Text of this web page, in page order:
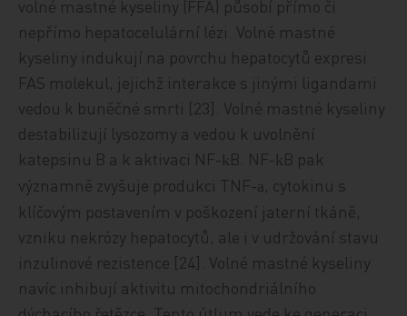
volné mastné kyseliny (FFA) působí přímo či
nepřímo hepatocelulární lézi. Volné mastné
kyseliny indukují na povrchu hepatocytů expresi
FAS molekul, jejichž interakce s jinými ligandami
vedou k buněčné smrti [23]. Volné mastné kyseliny
destabilizují lysozomy a vedou k uvolnění
katepsinu B a k aktivaci NF-kB. NF-kB pak
významně zvyšuje produkci TNF-a , cytokinu s
klíčovým postavením v poškození jaterní tkáně,
vzniku nekrózy hepatocytů, ale i v udržování stavu
inzulinové rezistence [24]. Volné mastné kyseliny
navíc inhibují aktivitu mitochondriálního